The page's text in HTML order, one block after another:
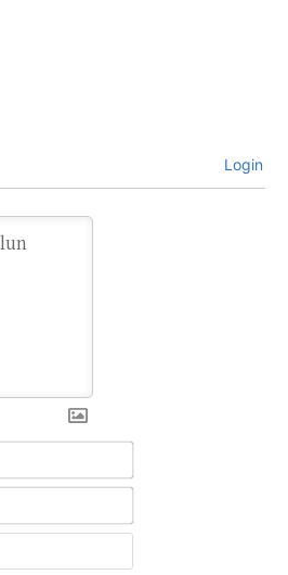
Login
Ad:*
E-